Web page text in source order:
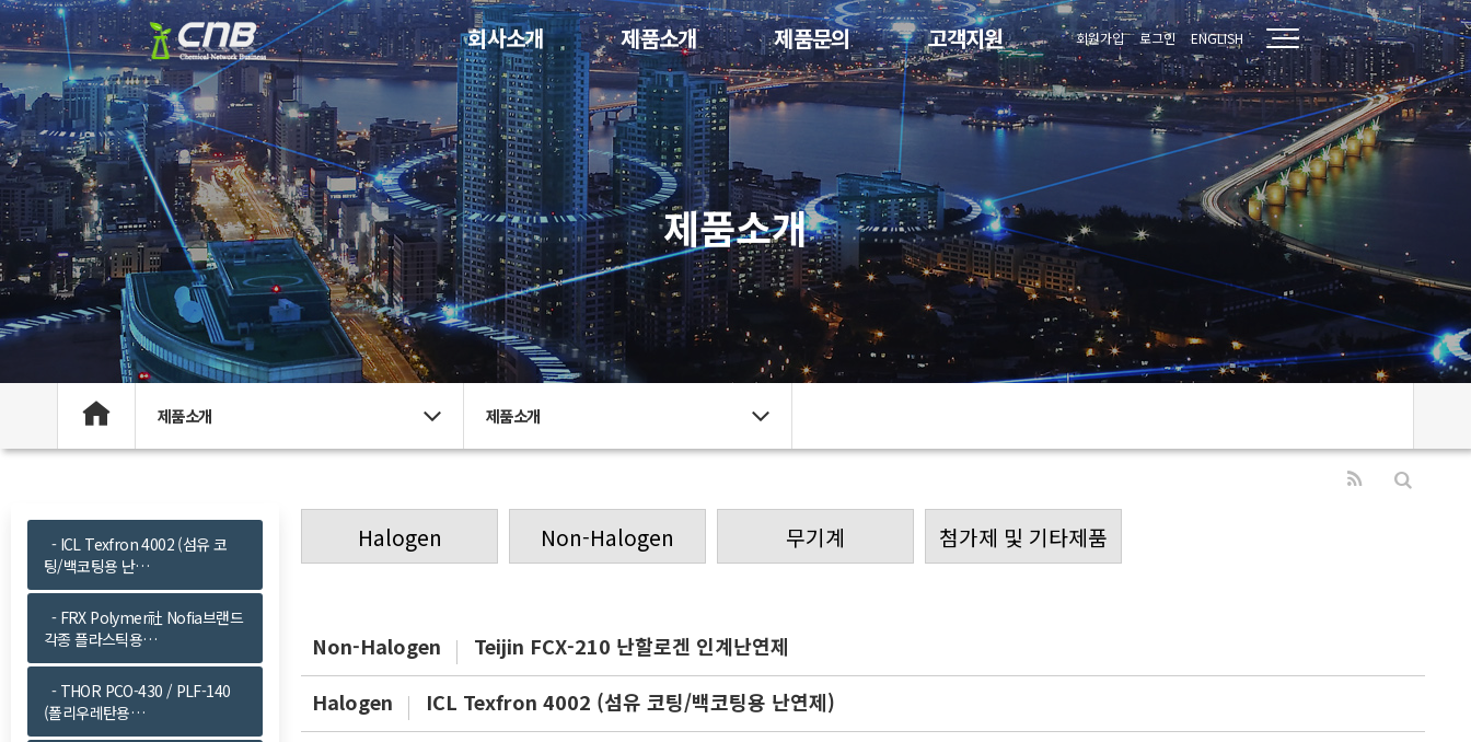
회사소개 제품소개 제품문의 고객지원 회원가입 로그인 ENGLISH
제품소개
제품소개 제품소개
- ICL Texfron 4002 (섬유 코
팅/백코팅용 난…
- FRX Polymer社 Nofia브랜드
각종 플라스틱용…
- THOR PCO-430 / PLF-140
(폴리우레탄용…
Halogen Non-Halogen 무기계 첨가제 및 기타제품
Non-Halogen
Teijin FCX-210 난할로겐 인계난연제
Halogen
ICL Texfron 4002 (섬유 코팅/백코팅용 난연제)